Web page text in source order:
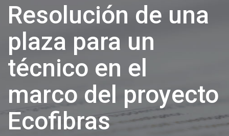
Resolución de una
plaza para un
técnico en el
marco del proyecto
Ecofibras